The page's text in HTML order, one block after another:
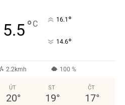
°C 16.1 °
14.6°
2.2kmh 100 %
ÚT
20°
ST
19°
ČT
17°